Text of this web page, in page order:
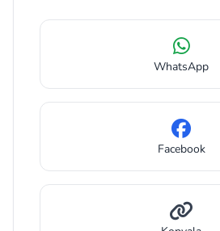
WhatsApp
Facebook